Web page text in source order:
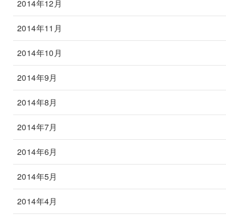
2014年12月
2014年11月
2014年10月
2014年9月
2014年8月
2014年7月
2014年6月
2014年5月
2014年4月